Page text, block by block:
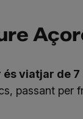
viatjar de 7
passant per